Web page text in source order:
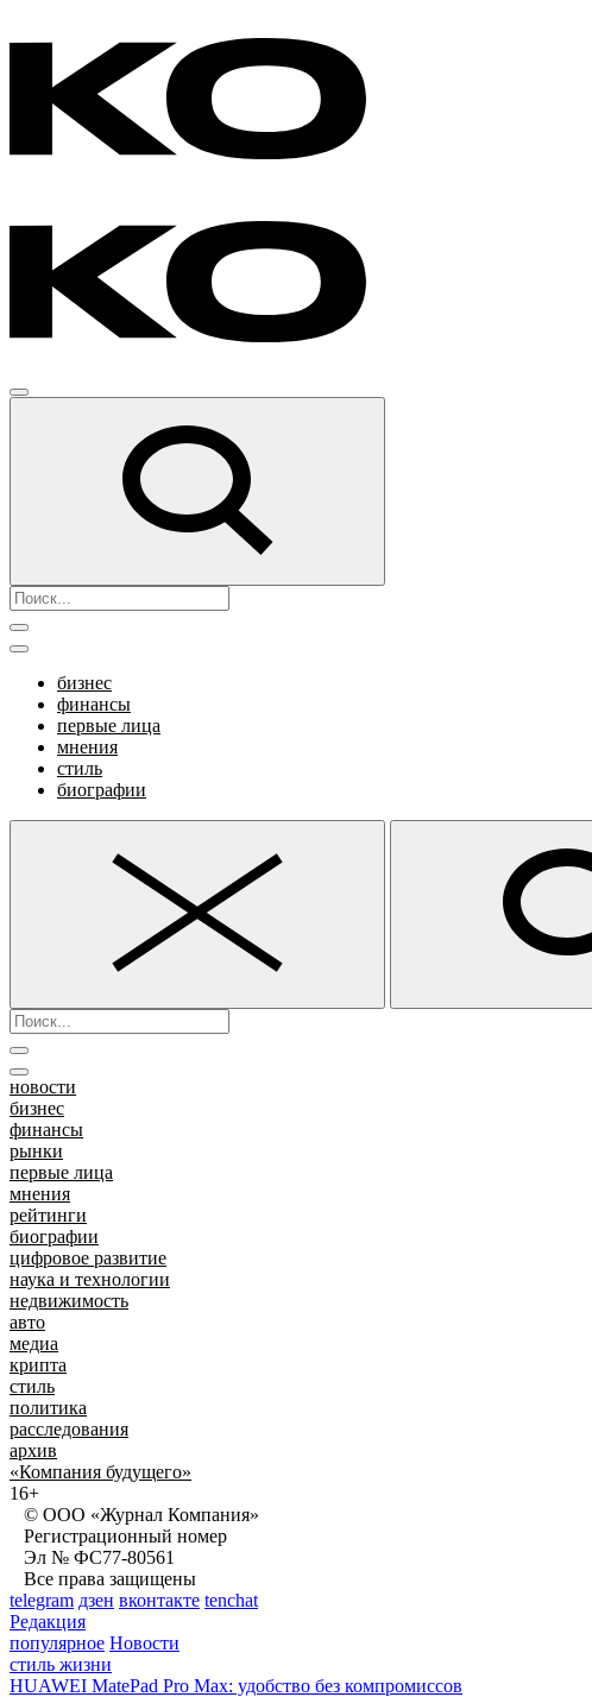
бизнес
финансы
первые лица
мнения
стиль
биографии
новости
бизнес
финансы
рынки
первые лица
мнения
рейтинги
биографии
цифровое развитие
наука и технологии
недвижимость
авто
медиа
крипта
стиль
политика
расследования
архив
«Компания будущего»
16+
© ООО «Журнал Компания»
Регистрационный номер
Эл № ФС77-80561
Все права защищены
telegram дзен вконтакте tenchat
Редакция
популярное Новости
стиль жизни
HUAWEI MatePad Pro Max: удобство без компромиссов